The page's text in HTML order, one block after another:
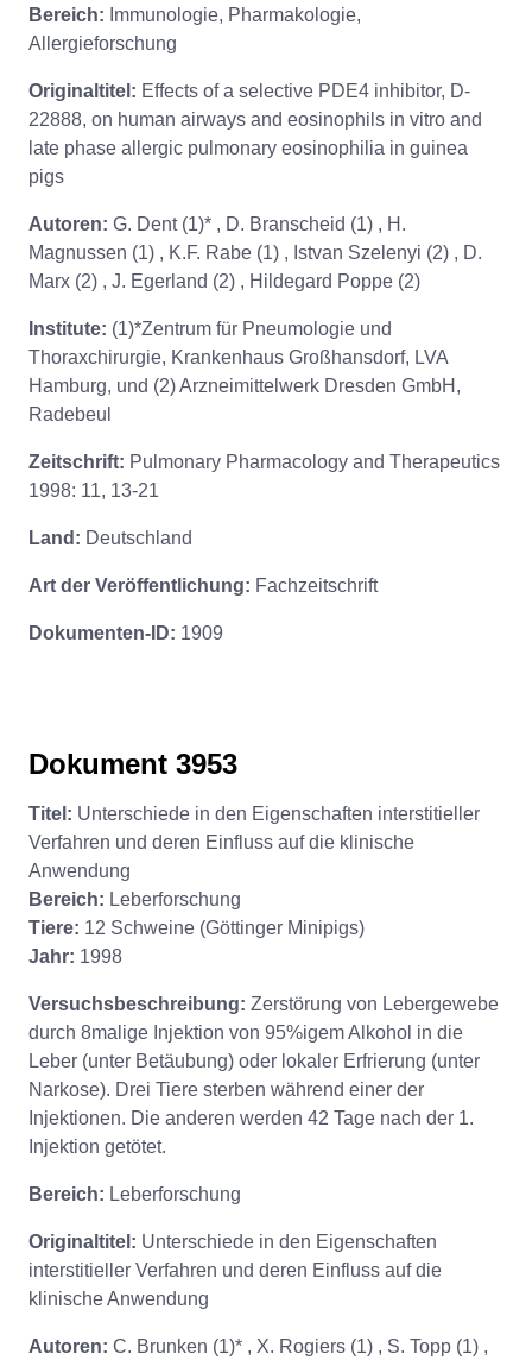
Bereich: Immunologie, Pharmakologie,
Allergieforschung
Originaltitel: Effects of a selective PDE4 inhibitor, D-
22888, on human airways and eosinophils in vitro and
late phase allergic pulmonary eosinophilia in guinea
pigs
Autoren: G. Dent (1)* , D. Branscheid (1) , H.
Magnussen (1) , K.F. Rabe (1) , Istvan Szelenyi (2) , D.
Marx (2) , J. Egerland (2) , Hildegard Poppe (2)
Institute: (1)*Zentrum für Pneumologie und
Thoraxchirurgie, Krankenhaus Großhansdorf, LVA
Hamburg, und (2) Arzneimittelwerk Dresden GmbH,
Radebeul
Zeitschrift: Pulmonary Pharmacology and Therapeutics
1998: 11, 13-21
Land: Deutschland
Art der Veröffentlichung: Fachzeitschrift
Dokumenten-ID: 1909
Dokument 3953
Titel: Unterschiede in den Eigenschaften interstitieller
Verfahren und deren Einfluss auf die klinische
Anwendung
Bereich: Leberforschung
Tiere: 12 Schweine (Göttinger Minipigs)
Jahr: 1998
Versuchsbeschreibung: Zerstörung von Lebergewebe
durch 8malige Injektion von 95%igem Alkohol in die
Leber (unter Betäubung) oder lokaler Erfrierung (unter
Narkose). Drei Tiere sterben während einer der
Injektionen. Die anderen werden 42 Tage nach der 1.
Injektion getötet.
Bereich: Leberforschung
Originaltitel: Unterschiede in den Eigenschaften
interstitieller Verfahren und deren Einfluss auf die
klinische Anwendung
Autoren: C. Brunken (1)* , X. Rogiers (1) , S. Topp (1) ,